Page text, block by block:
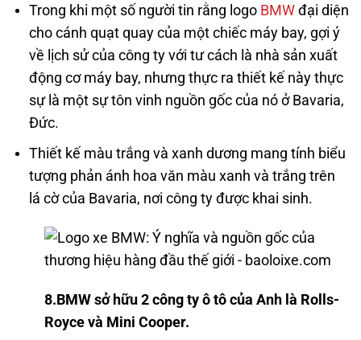
Trong khi một số người tin rằng logo BMWđại diện
cho cánh quạt quay của một chiếc máy bay, gợi ý
về lịch sử của công ty với tư cách là nhà sản xuất
động cơ máy bay, nhưng thực ra thiết kế này thực
sự là một sự tôn vinh nguồn gốc của nó ở Bavaria,
Đức.
Thiết kế màu trắng và xanh dương mang tính biểu
tượng phản ánh hoa văn màu xanh và trắng trên
lá cờ của Bavaria, nơi công ty được khai sinh.
8.BMW sở hữu 2 công ty ô tô của Anh là Rolls-
Royce và Mini Cooper.